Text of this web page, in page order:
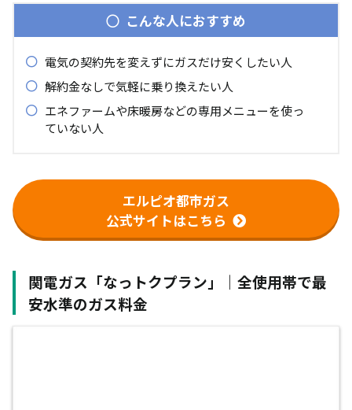
こんな人におすすめ
電気の契約先を変えずにガスだけ安くしたい人
解約金なしで気軽に乗り換えたい人
エネファームや床暖房などの専用メニューを使っ
ていない人
エルピオ都市ガス
公式サイトはこちら
関電ガス「なっトクプラン」｜全使用帯で最
安水準のガス料金